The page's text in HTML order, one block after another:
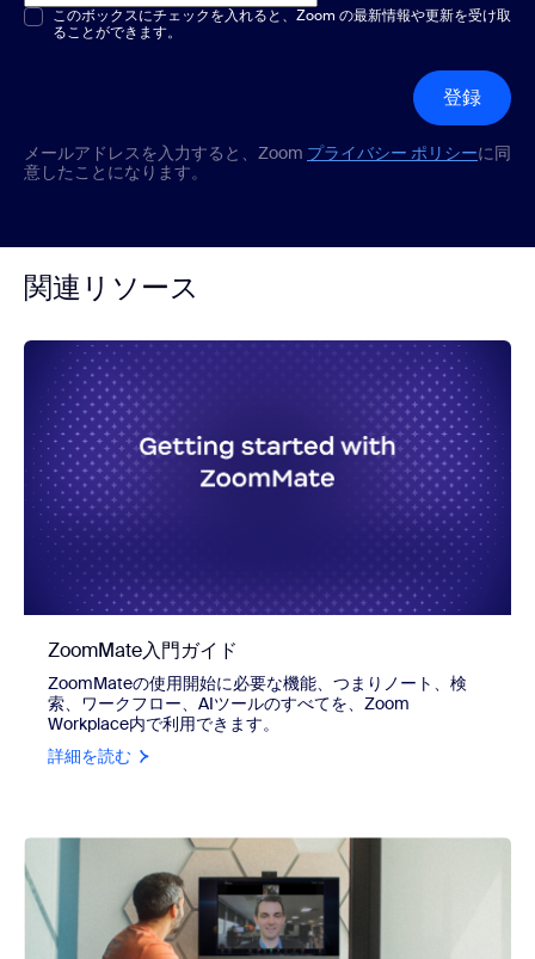
複数選択または単一選択*
このボックスにチェックを入れると、Zoom の最新情報や更新を受け取
ることができます。
登録
メールアドレスを入力すると、Zoom プライバシー ポリシーに同
意したことになります。
関連リソース
ZoomMate入門ガイド
ZoomMateの使用開始に必要な機能、つまりノート、検
索、ワークフロー、AIツールのすべてを、Zoom
Workplace内で利用できます。
詳細を読む